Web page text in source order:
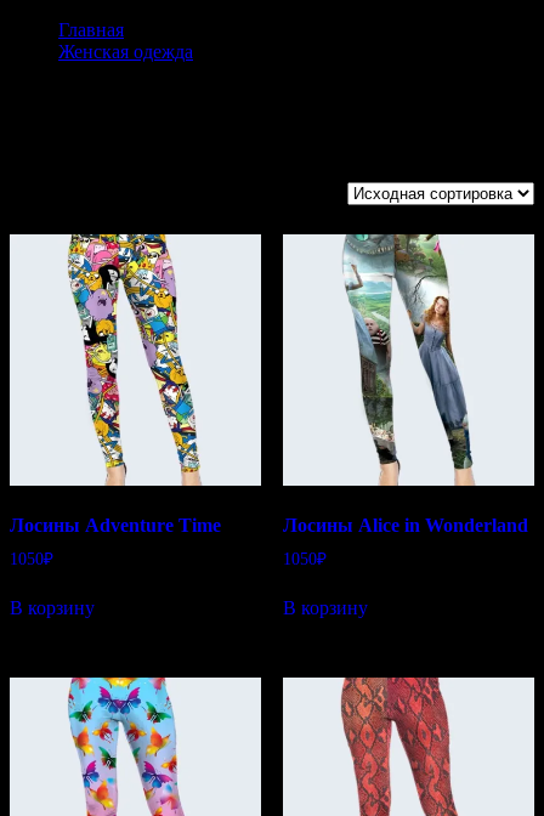
Главная
Женская одежда
Лосины Adventure Time
1050₽
В корзину
Лосины Alice in Wonderland
1050₽
В корзину